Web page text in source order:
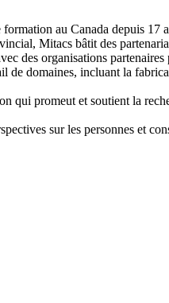
au Canada depuis 17
Mitacs bâtit des
organisations partenaires
domaines, incluant la
qui promeut et soutient la
sur les personnes et